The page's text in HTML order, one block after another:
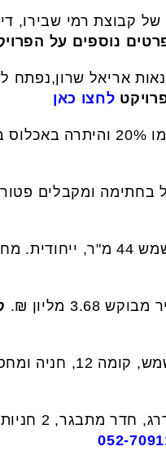
נוספים על
אריאל שרון,נפתח
לחצו כאן
מ 250 אלף שקל בחתימה
052-